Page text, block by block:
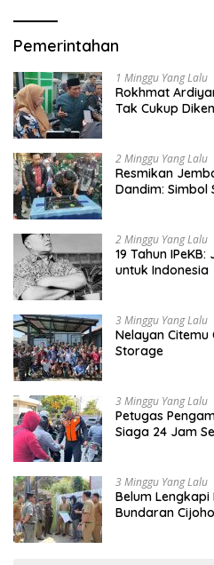
Pemerintahan
1 Minggu Yang Lalu
Rokhmat
Tak Cukup
2 Minggu Yang Lalu
Resmikan
Dandim: Simbol
2 Minggu Yang Lalu
19 Tahun
untuk Indonesia
3 Minggu Yang Lalu
Nelayan Citemu
Storage
3 Minggu Yang Lalu
Petugas
Siaga 24 Jam
3 Minggu Yang Lalu
Belum Lengkapi
Bundaran